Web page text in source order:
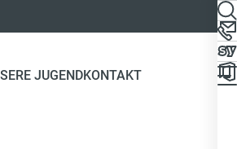
JUGENDKONTAKT